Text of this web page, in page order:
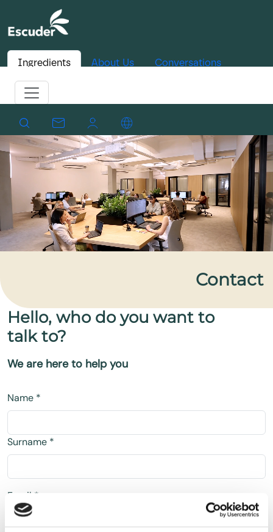
Ingredients About Us Conversations
Contact
Hello, who do you want to
talk to?
We are here to help you
Name *
Surname *
Email *